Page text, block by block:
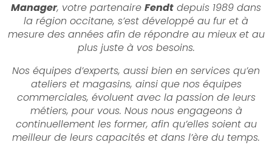
Manager, votre partenaire Fendt depuis 1989 dans
la région occitane, s’est développé au fur et à
mesure des années afin de répondre au mieux et au
plus juste à vos besoins.
Nos équipes d’experts, aussi bien en services qu’en
ateliers et magasins, ainsi que nos équipes
commerciales, évoluent avec la passion de leurs
métiers, pour vous. Nous nous engageons à
continuellement les former, afin qu’elles soient au
meilleur de leurs capacités et dans l’ère du temps.